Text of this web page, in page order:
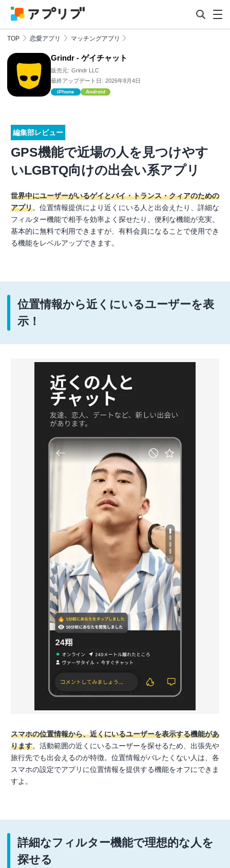
TOP 恋愛アプリ マッチングアプリ
Grindr - ゲイチャット
販売元: Grindr LLC
最終アップデート日: 2026年8月4日
iPhone Android
編集部レビュー
GPS機能で近場の人を見つけやす
いLGBTQ向けの出会い系アプリ
世界中にユーザーがいるゲイとバイ・トランス・クィアのための
アプリ。位置情報提供により近くにいる人と出会えたり、詳細な
フィルター機能で相手を効率よく探せたり、便利な機能が充実。
基本的に無料で利用できますが、有料会員になることで使用でき
る機能をレベルアップできます。
位置情報から近くにいるユーザーを表
示！
スマホの位置情報から、近くにいるユーザーを表示する機能があ
ります。活動範囲の近くにいるユーザーを探せるため、出張先や
旅行先でも出会えるのが特徴。位置情報がバレたくない人は、各
スマホの設定でアプリに位置情報を提供する機能をオフにできま
すよ。
詳細なフィルター機能で理想的な人を
探せる